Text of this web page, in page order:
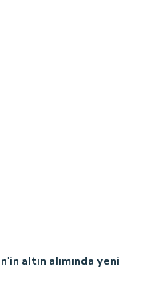
altın alımında yeni